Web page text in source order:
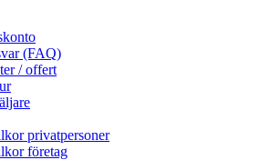
(FAQ)
/ offert
privatpersoner
företag